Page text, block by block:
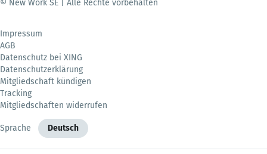
© New Work SE | Alle Rechte vorbehalten
Impressum
AGB
Datenschutz bei XING
Datenschutzerklärung
Mitgliedschaft kündigen
Tracking
Mitgliedschaften widerrufen
Sprache Deutsch